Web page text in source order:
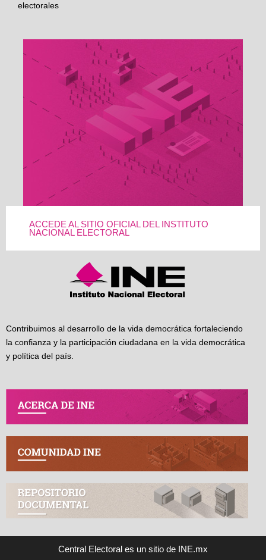
electorales
ACCEDE AL SITIO OFICIAL DEL INSTITUTO
NACIONAL ELECTORAL
Contribuimos al desarrollo de la vida democrática fortaleciendo
la confianza y la participación ciudadana en la vida democrática
y política del país.
Central Electoral es un sitio de INE.mx